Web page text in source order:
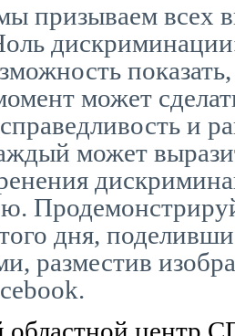
призываем всех
может
и
может
дня,
разместив
.